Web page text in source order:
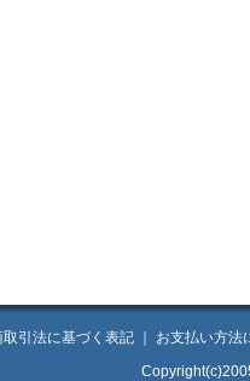
取引法に基づく表記
お支払い方法